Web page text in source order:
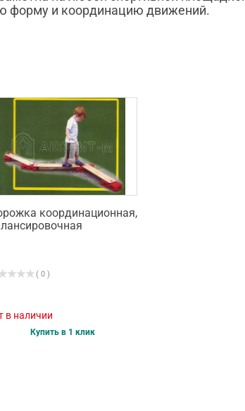
форму и координацию движений.
координационная,
( 0 )
в наличии
Купить в 1 клик